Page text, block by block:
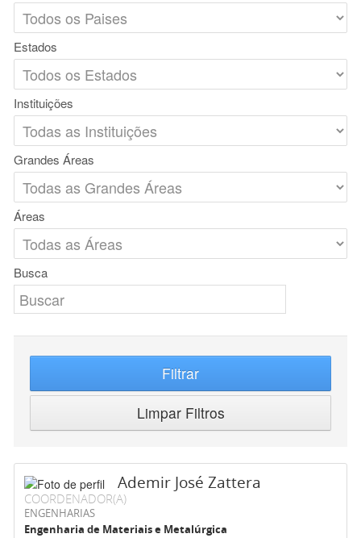
Estados
Instituições
Grandes Áreas
Áreas
Busca
Filtrar
Limpar Filtros
Ademir José Zattera
COORDENADOR(A)
ENGENHARIAS
Engenharia de Materiais e Metalúrgica